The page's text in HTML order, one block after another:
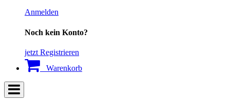
Anmelden
Noch kein Konto?
jetzt Registrieren
Warenkorb